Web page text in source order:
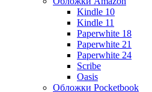
Kindle 10
Kindle 11
Paperwhite 18
Paperwhite 21
Paperwhite 24
Scribe
Oasis
Обложки Pocketbook